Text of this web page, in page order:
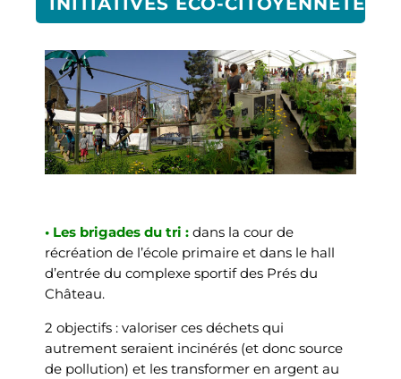
• Les brigades du tri : dans la cour de
récréation de l’école primaire et dans le hall
d’entrée du complexe sportif des Prés du
Château.
2 objectifs : valoriser ces déchets qui
autrement seraient incinérés (et donc source
de pollution) et les transformer en argent au